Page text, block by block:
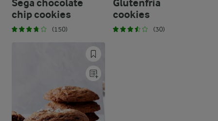
Sega chocolate
chip cookies
(150)
Glutenfria
cookies
(30)